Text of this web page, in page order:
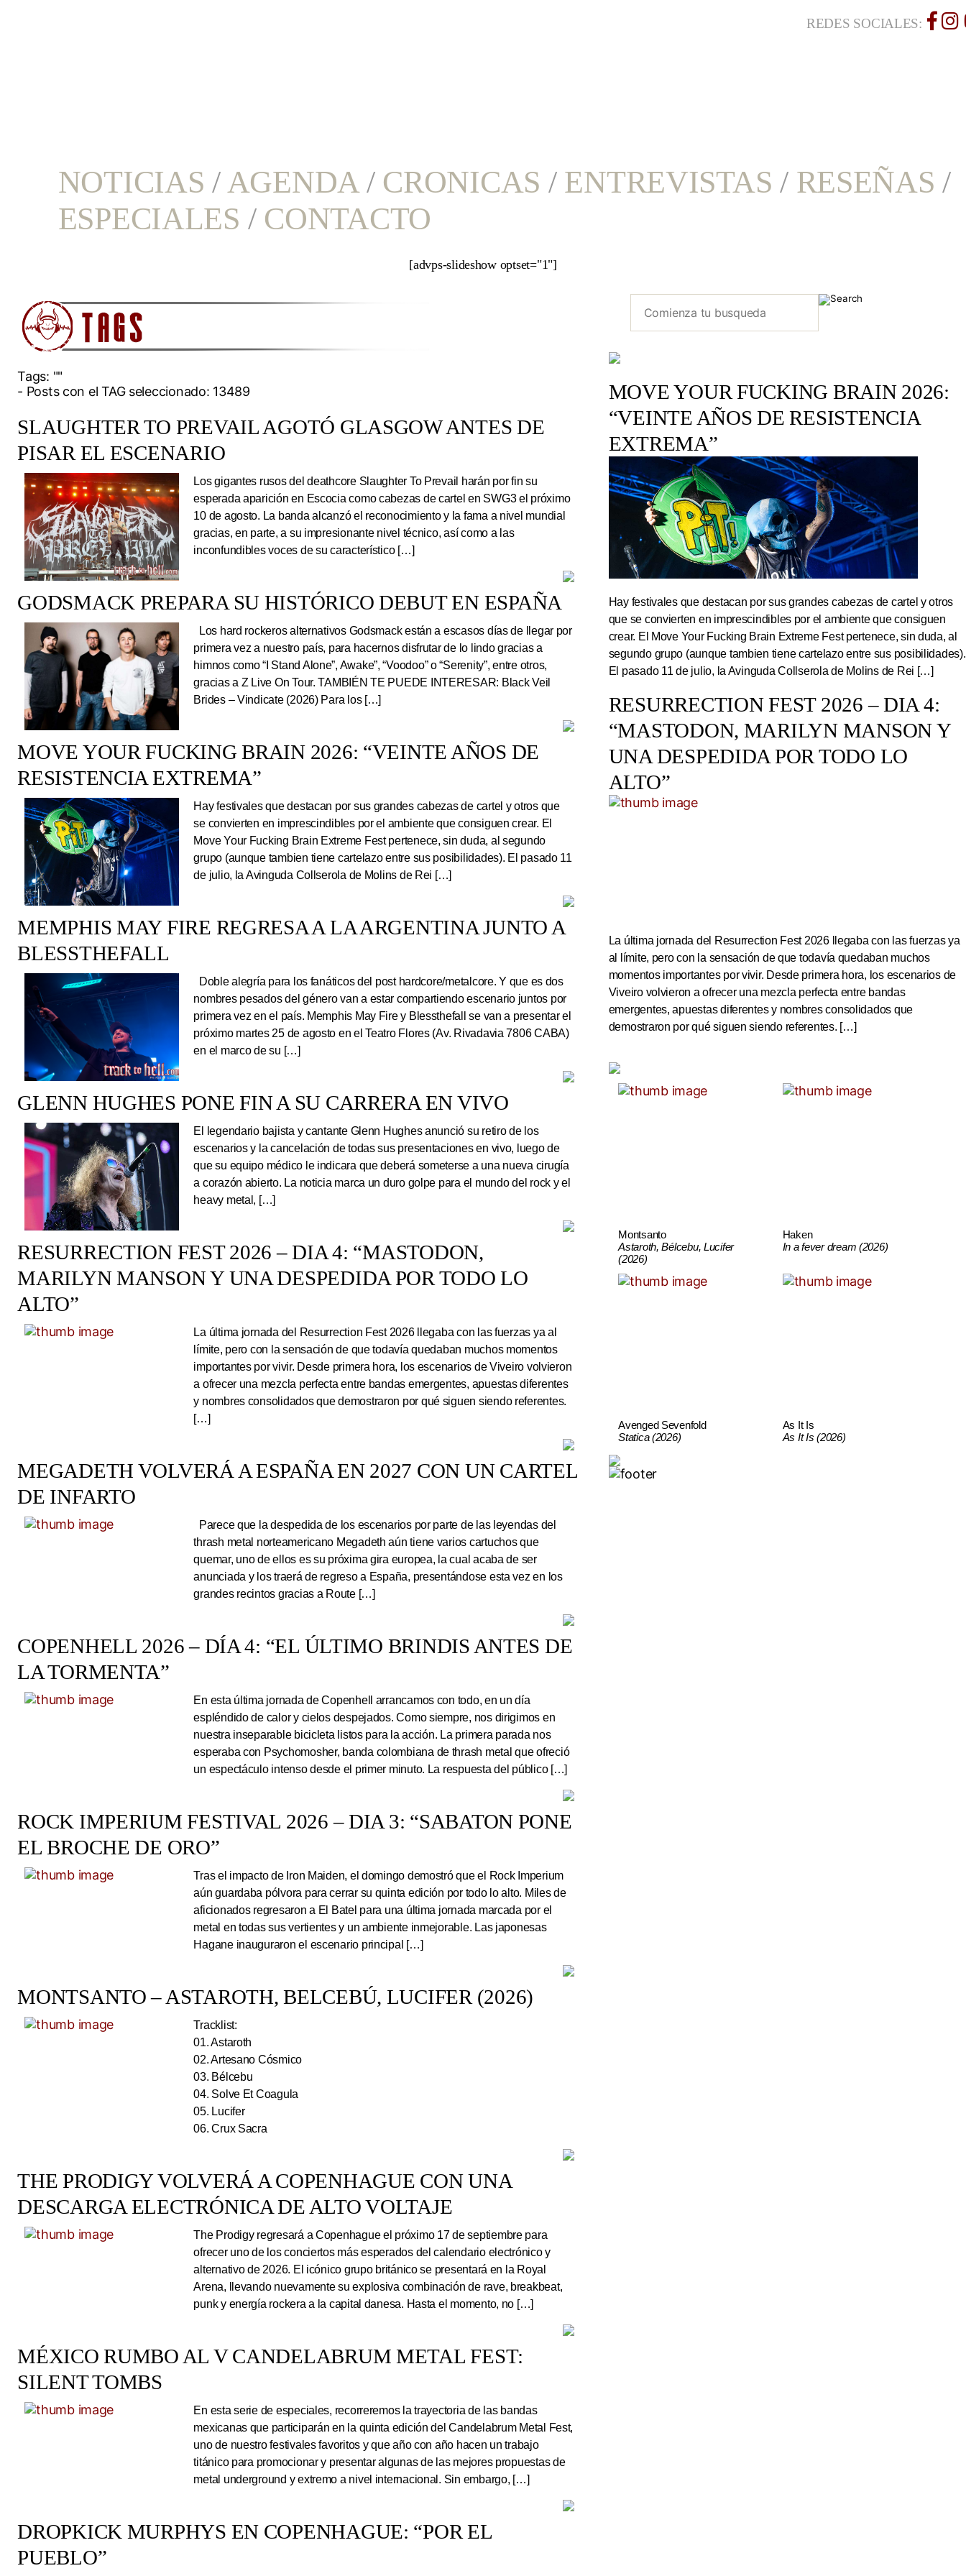
REDES SOCIALES:
NOTICIAS /AGENDA/ CRONICAS / ENTREVISTAS / RESEÑAS /
ESPECIALES / CONTACTO
[advps-slideshow optset="1"]
Tags: ""
- Posts con el TAG seleccionado: 13489
SLAUGHTER TO PREVAIL AGOTÓ GLASGOW ANTES DE
PISAR EL ESCENARIO
Los gigantes rusos del deathcore Slaughter To Prevail harán por fin su
esperada aparición en Escocia como cabezas de cartel en SWG3 el próximo
10 de agosto. La banda alcanzó el reconocimiento y la fama a nivel mundial
gracias, en parte, a su impresionante nivel técnico, así como a las
inconfundibles voces de su característico […]
GODSMACK PREPARA SU HISTÓRICO DEBUT EN ESPAÑA
Los hard rockeros alternativos Godsmack están a escasos días de llegar por
primera vez a nuestro país, para hacernos disfrutar de lo lindo gracias a
himnos como “I Stand Alone”, Awake”, “Voodoo” o “Serenity”, entre otros,
gracias a Z Live On Tour. TAMBIÉN TE PUEDE INTERESAR: Black Veil
Brides – Vindicate (2026) Para los […]
MOVE YOUR FUCKING BRAIN 2026: “VEINTE AÑOS DE
RESISTENCIA EXTREMA”
Hay festivales que destacan por sus grandes cabezas de cartel y otros que
se convierten en imprescindibles por el ambiente que consiguen crear. El
Move Your Fucking Brain Extreme Fest pertenece, sin duda, al segundo
grupo (aunque tambien tiene cartelazo entre sus posibilidades). El pasado 11
de julio, la Avinguda Collserola de Molins de Rei […]
MEMPHIS MAY FIRE REGRESA A LA ARGENTINA JUNTO A
BLESSTHEFALL
Doble alegría para los fanáticos del post hardcore/metalcore. Y que es dos
nombres pesados del género van a estar compartiendo escenario juntos por
primera vez en el país. Memphis May Fire y Blessthefall se van a presentar el
próximo martes 25 de agosto en el Teatro Flores (Av. Rivadavia 7806 CABA)
en el marco de su […]
GLENN HUGHES PONE FIN A SU CARRERA EN VIVO
El legendario bajista y cantante Glenn Hughes anunció su retiro de los
escenarios y la cancelación de todas sus presentaciones en vivo, luego de
que su equipo médico le indicara que deberá someterse a una nueva cirugía
a corazón abierto. La noticia marca un duro golpe para el mundo del rock y el
heavy metal, […]
RESURRECTION FEST 2026 – DIA 4: “MASTODON,
MARILYN MANSON Y UNA DESPEDIDA POR TODO LO
ALTO”
La última jornada del Resurrection Fest 2026 llegaba con las fuerzas ya al
límite, pero con la sensación de que todavía quedaban muchos momentos
importantes por vivir. Desde primera hora, los escenarios de Viveiro volvieron
a ofrecer una mezcla perfecta entre bandas emergentes, apuestas diferentes
y nombres consolidados que demostraron por qué siguen siendo referentes.
[…]
MEGADETH VOLVERÁ A ESPAÑA EN 2027 CON UN CARTEL
DE INFARTO
Parece que la despedida de los escenarios por parte de las leyendas del
thrash metal norteamericano Megadeth aún tiene varios cartuchos que
quemar, uno de ellos es su próxima gira europea, la cual acaba de ser
anunciada y los traerá de regreso a España, presentándose esta vez en los
grandes recintos gracias a Route […]
COPENHELL 2026 – DÍA 4: “EL ÚLTIMO BRINDIS ANTES DE
LA TORMENTA”
En esta última jornada de Copenhell arrancamos con todo, en un día
espléndido de calor y cielos despejados. Como siempre, nos dirigimos en
nuestra inseparable bicicleta listos para la acción. La primera parada nos
esperaba con Psychomosher, banda colombiana de thrash metal que ofreció
un espectáculo intenso desde el primer minuto. La respuesta del público […]
ROCK IMPERIUM FESTIVAL 2026 – DIA 3: “SABATON PONE
EL BROCHE DE ORO”
Tras el impacto de Iron Maiden, el domingo demostró que el Rock Imperium
aún guardaba pólvora para cerrar su quinta edición por todo lo alto. Miles de
aficionados regresaron a El Batel para una última jornada marcada por el
metal en todas sus vertientes y un ambiente inmejorable. Las japonesas
Hagane inauguraron el escenario principal […]
MONTSANTO – ASTAROTH, BELCEBÚ, LUCIFER (2026)
Tracklist:
01. Astaroth
02. Artesano Cósmico
03. Bélcebu
04. Solve Et Coagula
05. Lucifer
06. Crux Sacra
THE PRODIGY VOLVERÁ A COPENHAGUE CON UNA
DESCARGA ELECTRÓNICA DE ALTO VOLTAJE
The Prodigy regresará a Copenhague el próximo 17 de septiembre para
ofrecer uno de los conciertos más esperados del calendario electrónico y
alternativo de 2026. El icónico grupo británico se presentará en la Royal
Arena, llevando nuevamente su explosiva combinación de rave, breakbeat,
punk y energía rockera a la capital danesa. Hasta el momento, no […]
MÉXICO RUMBO AL V CANDELABRUM METAL FEST:
SILENT TOMBS
En esta serie de especiales, recorreremos la trayectoria de las bandas
mexicanas que participarán en la quinta edición del Candelabrum Metal Fest,
uno de nuestro festivales favoritos y que año con año hacen un trabajo
titánico para promocionar y presentar algunas de las mejores propuestas de
metal underground y extremo a nivel internacional. Sin embargo, […]
DROPKICK MURPHYS EN COPENHAGUE: “POR EL
PUEBLO”
MOVE YOUR FUCKING BRAIN 2026:
“VEINTE AÑOS DE RESISTENCIA
EXTREMA”
Hay festivales que destacan por sus grandes cabezas de cartel y otros
que se convierten en imprescindibles por el ambiente que consiguen
crear. El Move Your Fucking Brain Extreme Fest pertenece, sin duda, al
segundo grupo (aunque tambien tiene cartelazo entre sus posibilidades).
El pasado 11 de julio, la Avinguda Collserola de Molins de Rei […]
RESURRECTION FEST 2026 – DIA 4:
“MASTODON, MARILYN MANSON Y
UNA DESPEDIDA POR TODO LO
ALTO”
La última jornada del Resurrection Fest 2026 llegaba con las fuerzas ya
al límite, pero con la sensación de que todavía quedaban muchos
momentos importantes por vivir. Desde primera hora, los escenarios de
Viveiro volvieron a ofrecer una mezcla perfecta entre bandas
emergentes, apuestas diferentes y nombres consolidados que
demostraron por qué siguen siendo referentes. […]
Montsanto
Astaroth, Bélcebu, Lucifer
(2026)
Haken
In a fever dream (2026)
Avenged Sevenfold
Statica (2026)
As It Is
As It Is (2026)